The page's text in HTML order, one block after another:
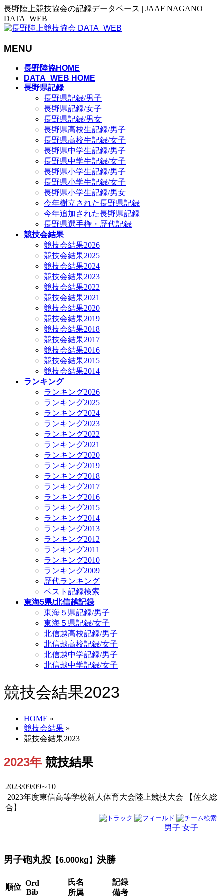
長野陸上競技協会の記録データベース | JAAF NAGANO
DATA_WEB
MENU
長野陸協HOME
DATA_WEB HOME
長野県記録
長野県記録/男子
長野県記録/女子
長野県記録/男女
長野県高校生記録/男子
長野県高校生記録/女子
長野県中学生記録/男子
長野県中学生記録/女子
長野県小学生記録/男子
長野県小学生記録/女子
長野県小学生記録/男女
今年樹立された長野県記録
今年追加された長野県記録
長野県選手権・歴代記録
競技会結果
競技会結果2026
競技会結果2025
競技会結果2024
競技会結果2023
競技会結果2022
競技会結果2021
競技会結果2020
競技会結果2019
競技会結果2018
競技会結果2017
競技会結果2016
競技会結果2015
競技会結果2014
ランキング
ランキング2026
ランキング2025
ランキング2024
ランキング2023
ランキング2022
ランキング2021
ランキング2020
ランキング2019
ランキング2018
ランキング2017
ランキング2016
ランキング2015
ランキング2014
ランキング2013
ランキング2012
ランキング2011
ランキング2010
ランキング2009
歴代ランキング
ベスト記録検索
東海5県/北信越記録
東海５県記録/男子
東海５県記録/女子
北信越高校記録/男子
北信越高校記録/女子
北信越中学記録/男子
北信越中学記録/女子
競技会結果2023
HOME »
競技会結果 »
競技会結果2023
2023年 競技結果
2023/09/09∼10
2023年度東信高等学校新人体育大会陸上競技大会 【佐久総
合】
男子 女子
男子砲丸投 【6.000kg】 決勝
順位 Ord
Bib
氏名
所属
記録
備考